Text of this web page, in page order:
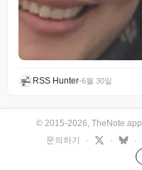
RSS Hunter•6월 30일
© 2015-2026, TheNote.app
문의하기
· · ·